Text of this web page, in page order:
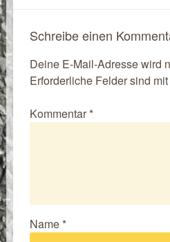
Schreibe einen
Deine E-Mail-Adresse wird
Erforderliche Felder sind mit
Kommentar*
Name*